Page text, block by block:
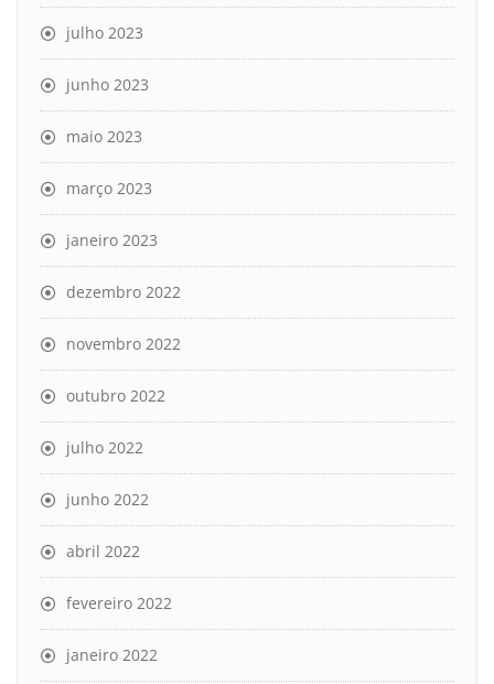
julho 2023
junho 2023
maio 2023
março 2023
janeiro 2023
dezembro 2022
novembro 2022
outubro 2022
julho 2022
junho 2022
abril 2022
fevereiro 2022
janeiro 2022